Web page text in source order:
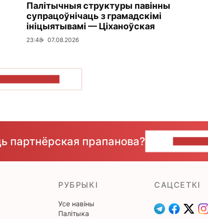
Палітычныя структуры павінны
супрацоўнічаць з грамадскімі
ініцыятывамі — Ціханоўская
23:48 07.08.2026
партнёрская прапанова?
РУБРЫКІ
Усе навіны
Палітыка
САЦСЕТКІ